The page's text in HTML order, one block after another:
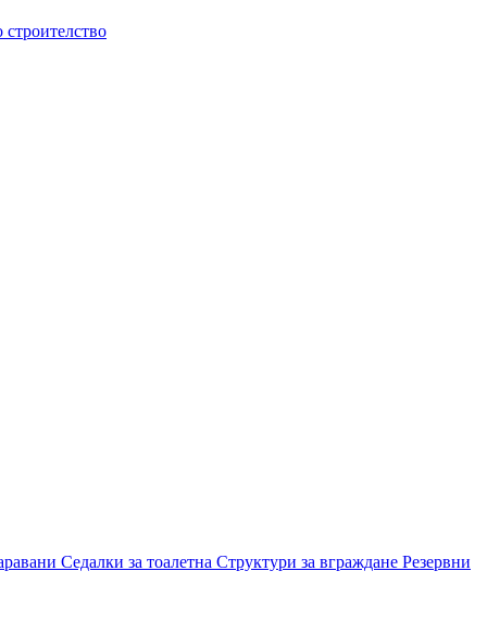
строителство
Седалки за тоалетна Структури за вграждане Резервни